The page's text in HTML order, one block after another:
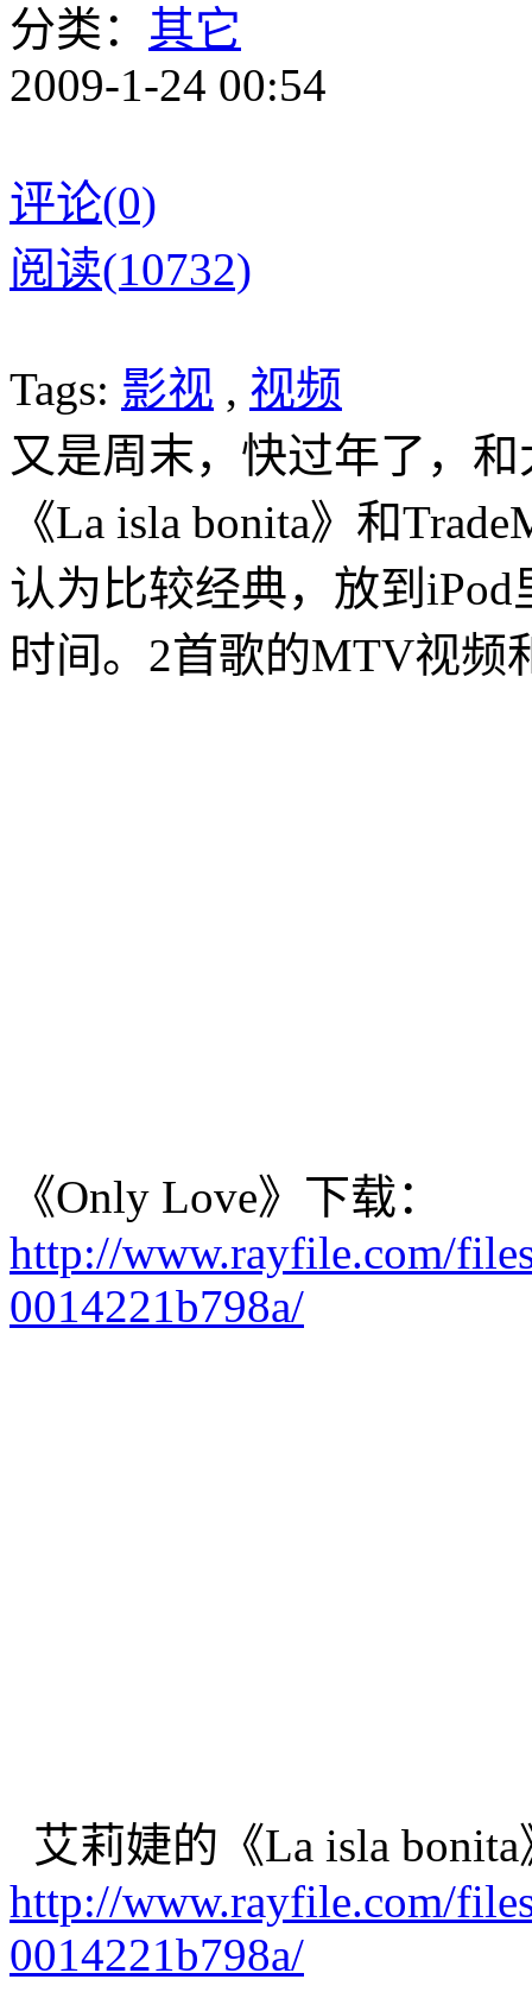
分类： 其它
2009-1-24 00:54
评论(0)
阅读(10732)
Tags: 影视 , 视频
又是周末，快过年了，
《La isla bonita》和
认为比较经典，放到
时间。2首歌的MTV视频
《Only Love》下载：
http://www.rayfile.com/
0014221b798a/
艾莉婕的《La isla
http://www.rayfile.com/
0014221b798a/